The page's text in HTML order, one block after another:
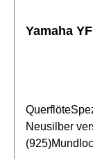
Yamaha
Neusilber